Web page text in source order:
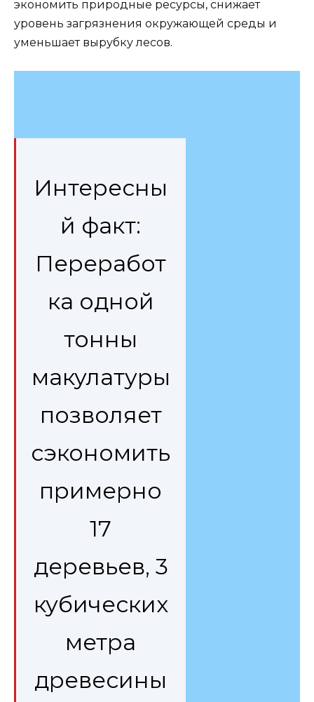
экономить природные ресурсы, снижает
уровень загрязнения окружающей среды и
уменьшает вырубку лесов.
Интересны
й факт:
Переработ
ка одной
тонны
макулатуры
позволяет
сэкономить
примерно
17
деревьев, 3
кубических
метра
древесины